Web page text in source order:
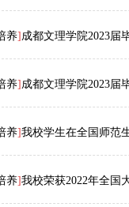
养] 成都文理学院2023届
养] 成都文理学院2023届
养]我校学生在全国师范
养]我校荣获2022年全国